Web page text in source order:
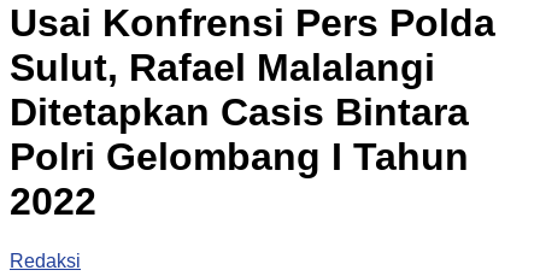
Usai Konfrensi Pers Polda
Sulut, Rafael Malalangi
Ditetapkan Casis Bintara
Polri Gelombang I Tahun
2022
Redaksi